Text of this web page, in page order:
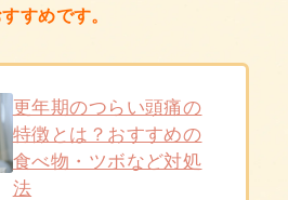
すめです。
更年期のつらい頭痛の
特徴とは？おすすめの
食べ物・ツボなど対処
法